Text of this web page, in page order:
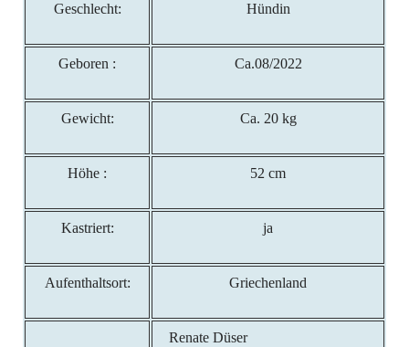
Geschlecht: Hündin
Geboren : Ca.08/2022
Gewicht: Ca. 20 kg
Höhe : 52 cm
Kastriert: ja
Aufenthaltsort: Griechenland
Renate Düser